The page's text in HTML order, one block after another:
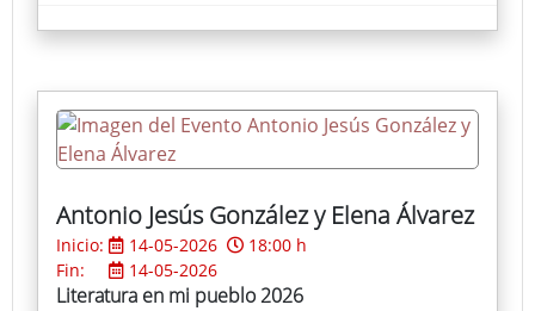
Antonio Jesús González y Elena Álvarez
Inicio: 14-05-2026
18:00 h
Fin:
14-05-2026
Literatura en mi pueblo 2026